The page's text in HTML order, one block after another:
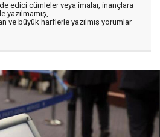
edici cümleler veya imalar, inançlara
yazılmamış,
ve büyük harflerle yazılmış yorumlar